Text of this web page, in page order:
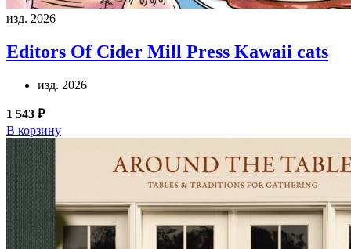
изд. 2026
Editors Of Cider Mill Press Kawaii cats
изд. 2026
1 543 ₽
В корзину